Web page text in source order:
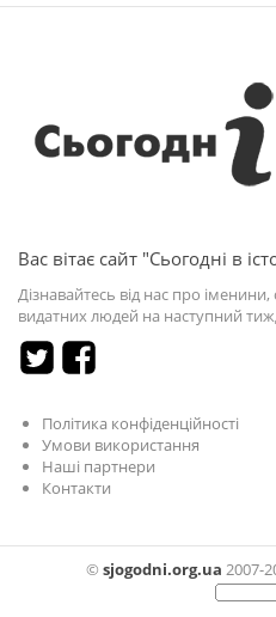
Вас вітає сайт "Сьогодні в
Дізнавайтесь від нас про іменини,
видатних людей на наступний
Політика конфіденційності
Умови використання
Наші партнери
Контакти
© sjogodni.org.ua 2007-